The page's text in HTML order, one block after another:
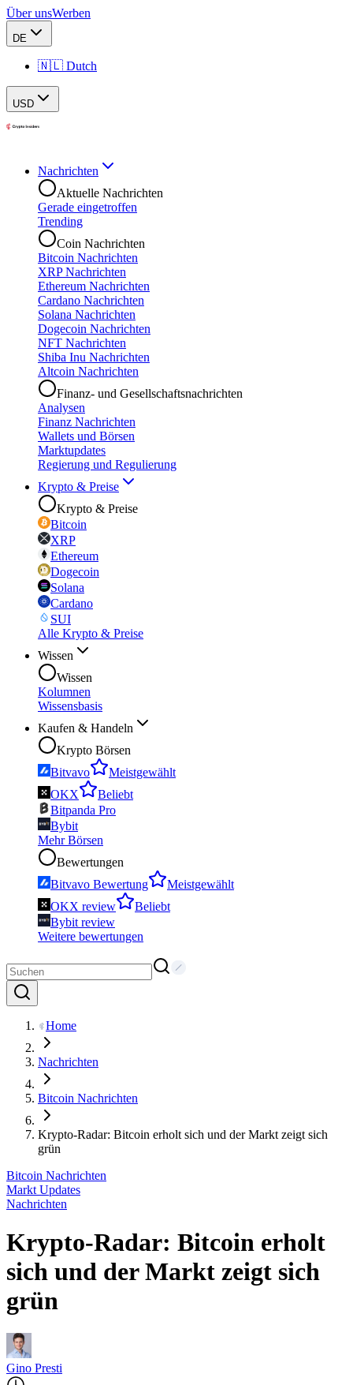
Über unsWerben
DE
🇳🇱 Dutch
USD
Nachrichten
Aktuelle Nachrichten
Gerade eingetroffen
Trending
Coin Nachrichten
Bitcoin Nachrichten
XRP Nachrichten
Ethereum Nachrichten
Cardano Nachrichten
Solana Nachrichten
Dogecoin Nachrichten
NFT Nachrichten
Shiba Inu Nachrichten
Altcoin Nachrichten
Finanz- und Gesellschaftsnachrichten
Analysen
Finanz Nachrichten
Wallets und Börsen
Marktupdates
Regierung und Regulierung
Krypto & Preise
Krypto & Preise
Bitcoin
XRP
Ethereum
Dogecoin
Solana
Cardano
SUI
Alle Krypto & Preise
Wissen
Wissen
Kolumnen
Wissensbasis
Kaufen & Handeln
Krypto Börsen
Bitvavo
Meistgewählt
OKX
Beliebt
Bitpanda Pro
Bybit
Mehr Börsen
Bewertungen
Bitvavo Bewertung
Meistgewählt
OKX review
Beliebt
Bybit review
Weitere bewertungen
Home
Nachrichten
Bitcoin Nachrichten
Krypto-Radar: Bitcoin erholt sich und der Markt zeigt sich
grün
Bitcoin Nachrichten
Markt Updates
Nachrichten
Krypto-Radar: Bitcoin erholt
sich und der Markt zeigt sich
grün
Gino Presti